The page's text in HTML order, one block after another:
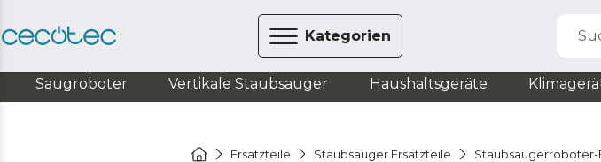
Kategorien
Saugroboter Vertikale Staubsauger Haushaltsgeräte
Ersatzteile Staubsauger Ersatzteile
Staubsaugerroboter-